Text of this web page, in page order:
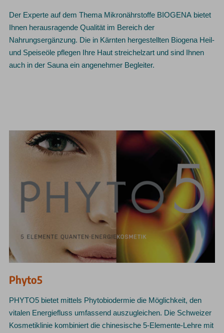
Der Experte auf dem Thema Mikronährstoffe BIOGENA bietet
Ihnen herausragende Qualität im Bereich der
Nahrungsergänzung. Die in Kärnten hergestellten Biogena Heil-
und Speiseöle pflegen Ihre Haut streichelzart und sind Ihnen
auch in der Sauna ein angenehmer Begleiter.
Phyto5
PHYTO5 bietet mittels Phytobiodermie die Möglichkeit, den
vitalen Energiefluss umfassend auszugleichen. Die Schweizer
Kosmetiklinie kombiniert die chinesische 5-Elemente-Lehre mit